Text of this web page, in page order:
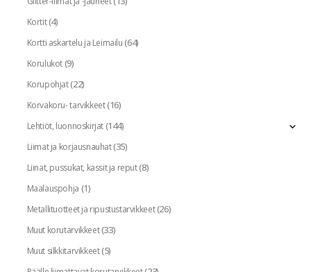
Kortit(4)
Kortti askartelu ja Leimailu(64)
Korulukot(9)
Korupohjat(22)
Korvakoru- tarvikkeet(16)
Lehtiöt, luonnoskirjat(144)
Liimat ja korjausnauhat(35)
Liinat, pussukat, kassit ja reput(8)
Maalauspohja (1)
Metallituotteet ja ripustustarvikkeet(26)
Muut korutarvikkeet(33)
Muut silkkitarvikkeet(5)